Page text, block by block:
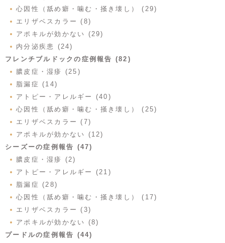
心因性（舐め癖・噛む・掻き壊し） (29)
エリザベスカラー (8)
アポキルが効かない (29)
内分泌疾患 (24)
フレンチブルドックの症例報告 (82)
膿皮症・湿疹 (25)
脂漏症 (14)
アトピー・アレルギー (40)
心因性（舐め癖・噛む・掻き壊し） (25)
エリザベスカラー (7)
アポキルが効かない (12)
シーズーの症例報告 (47)
膿皮症・湿疹 (2)
アトピー・アレルギー (21)
脂漏症 (28)
心因性（舐め癖・噛む・掻き壊し） (17)
エリザベスカラー (3)
アポキルが効かない (8)
プードルの症例報告 (44)